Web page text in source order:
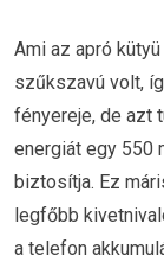
Ami az apró
szűkszavú volt,
fényereje, de azt
energiát egy 550
biztosítja. Ez
legfőbb
a telefon